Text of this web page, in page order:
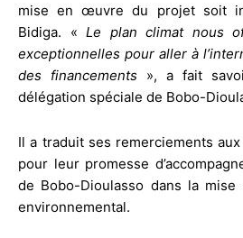
mise en œuvre du projet soit
Bidiga. « Le plan climat nous
exceptionnelles pour aller à
des financements », a fait
délégation spéciale de Bobo-
Il a traduit ses remerciements
pour leur promesse
de Bobo-Dioulasso dans la
environnemental.